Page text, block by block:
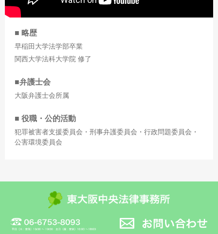
■ 略歴
早稲田大学法学部卒業
関西大学法科大学院 修了
■弁護士会
大阪弁護士会所属
■ 役職・公的活動
犯罪被害者支援委員会・刑事弁護委員会・行政問題委員会・
公害環境委員会